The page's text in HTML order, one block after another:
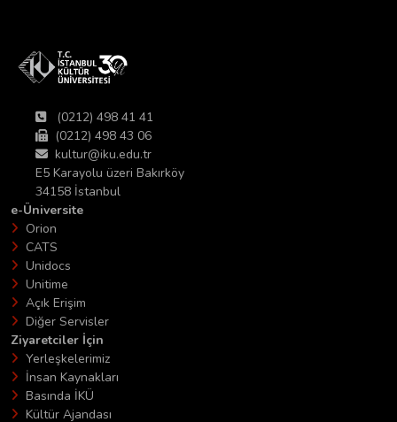
(0212) 498 41 41
(0212) 498 43 06
kultur@iku.edu.tr
E5 Karayolu üzeri Bakırköy
34158 İstanbul
e-Üniversite
Orion
CATS
Unidocs
Unitime
Açık Erişim
Diğer Servisler
Ziyaretciler İçin
Yerleşkelerimiz
İnsan Kaynakları
Basında İKÜ
Kültür Ajandası